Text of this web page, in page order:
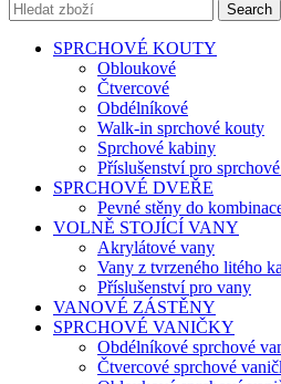
Search
SPRCHOVÉ KOUTY
Obloukové
Čtvercové
Obdélníkové
Walk-in sprchové kouty
Sprchové kabiny
Příslušenství pro
SPRCHOVÉ DVEŘE
Pevné stěny do
VOLNĚ STOJÍCÍ VANY
Akrylátové vany
Vany z tvrzeného litého
Příslušenství pro vany
VANOVÉ ZÁSTĚNY
SPRCHOVÉ VANIČKY
Obdélníkové sprchové
Čtvercové sprchové